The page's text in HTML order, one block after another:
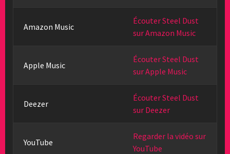
Amazon Music
Écouter Steel Dust
sur Amazon Music
Apple Music
Écouter Steel Dust
sur Apple Music
Deezer
Écouter Steel Dust
sur Deezer
YouTube
Regarder la vidéo sur
YouTube